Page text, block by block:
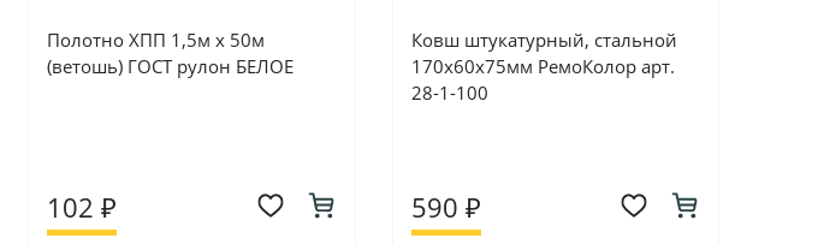
Полотно ХПП 1,5м х 50м
(ветошь) ГОСТ рулон БЕЛОЕ
102 ₽
Ковш штукатурный, стальной
170х60х75мм РемоКолор арт.
28-1-100
590 ₽